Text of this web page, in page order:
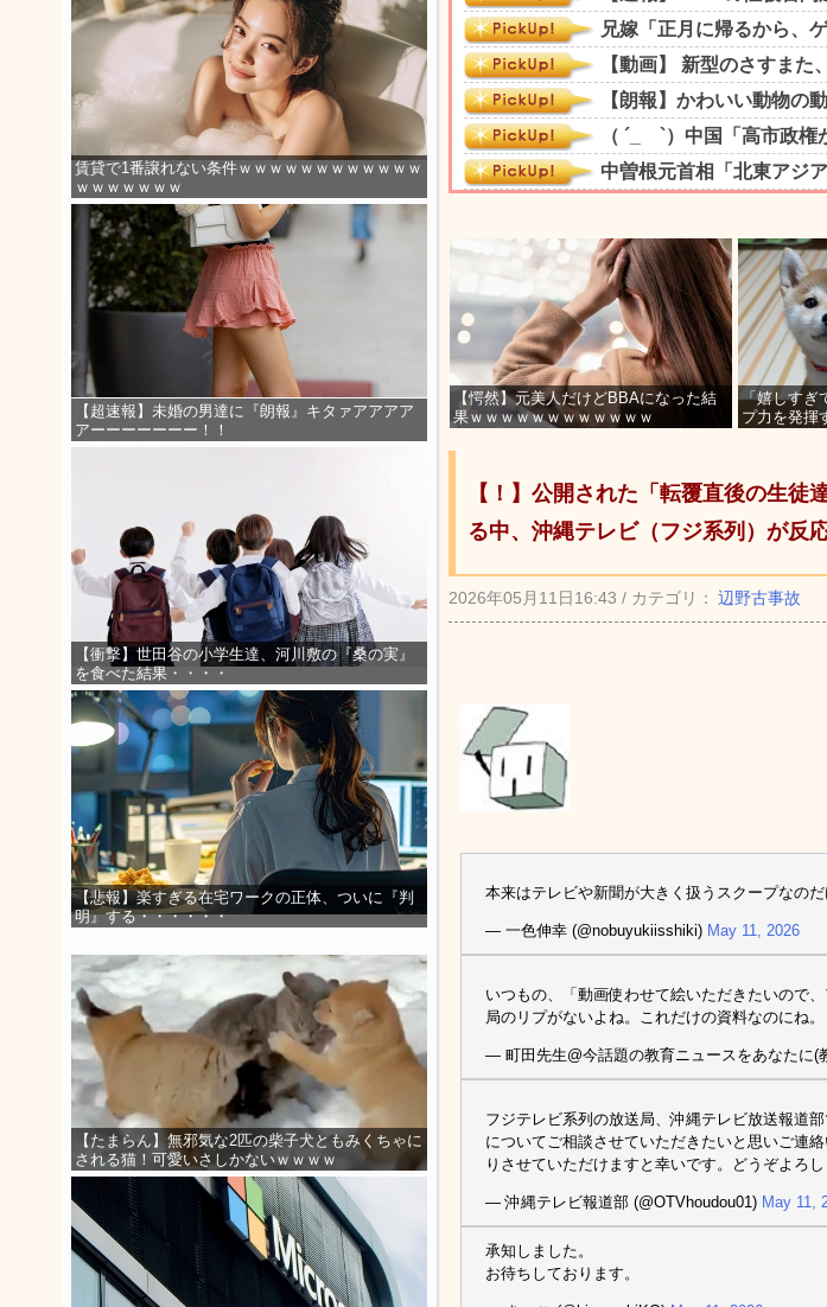
賃貸で1番譲れない条件ｗｗｗｗｗｗｗｗｗｗｗｗ
ｗｗｗｗｗｗｗ
【超速報】未婚の男達に『朗報』キタァアアアア
アーーーーーーー！！
【衝撃】世田谷の小学生達、河川敷の『桑の実』
を食べた結果・・・・
【悲報】楽すぎる在宅ワークの正体、ついに『判
明』する・・・・・・
【たまらん】無邪気な2匹の柴子犬ともみくちゃに
される猫！可愛いさしかないｗｗｗｗ
【愕然】元美人だけどBBAになった結
果ｗｗｗｗｗｗｗｗｗｗｗｗ
「嬉しすぎ
プ力を発揮
【！】公開された「転覆直後の生
る中、沖縄テレビ（フジ系列）が反
2026年05月11日16:43 / カテゴリ： 辺野古事故
本来はテレビや新聞が大きく扱うスクープなの
— 一色伸幸 (@nobuyukiisshiki) May 11, 2026
いつもの、「動画使わせて絵いただきたいので
局のリプがないよね。これだけの資料なのにね。
— 町田先生@今話題の教育ニュースをあなたに(
フジテレビ系列の放送局、沖縄テレビ放送報道
についてご相談させていただきたいと思いご連
りさせていただけますと幸いです。どうぞよろし
— 沖縄テレビ報道部 (@OTVhoudou01) May 11,
承知しました。
お待ちしております。